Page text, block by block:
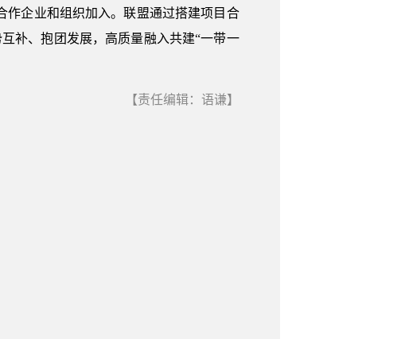
作企业和组织加入。联盟通过搭建项目合
补、抱团发展，高质量融入共建“一带一
【责任编辑：语谦】